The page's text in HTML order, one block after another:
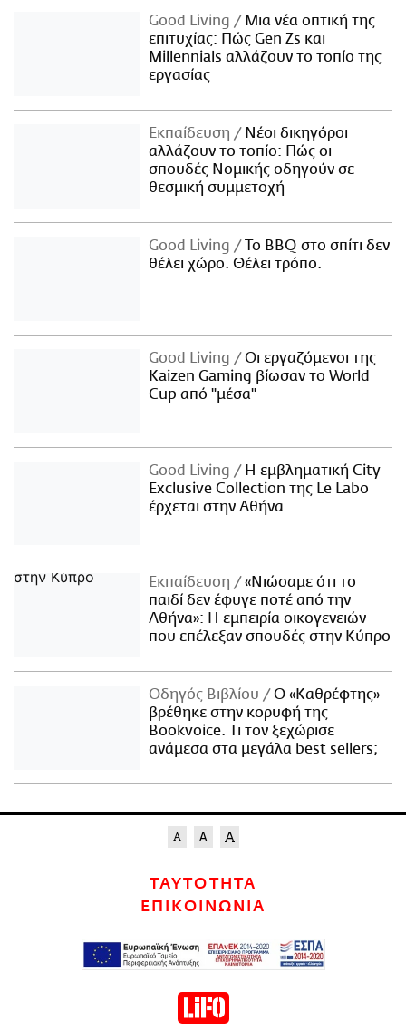
Good Living
Μια νέα οπτική της
επιτυχίας: Πώς Gen Zs και
Millennials αλλάζουν το τοπίο της
εργασίας
Εκπαίδευση
Νέοι δικηγόροι
αλλάζουν το τοπίο: Πώς οι
σπουδές Νομικής οδηγούν σε
θεσμική συμμετοχή
Good Living
Το BBQ στο σπίτι δεν
θέλει χώρο. Θέλει τρόπο.
Good Living
Οι εργαζόμενοι της
Kaizen Gaming βίωσαν το World
Cup από "μέσα"
Good Living
Η εμβληματική City
Exclusive Collection της Le Labo
έρχεται στην Αθήνα
Εκπαίδευση
«Νιώσαμε ότι το
παιδί δεν έφυγε ποτέ από την
Αθήνα»: Η εμπειρία οικογενειών
που επέλεξαν σπουδές στην Κύπρο
Οδηγός Βιβλίου
Ο «Καθρέφτης»
βρέθηκε στην κορυφή της
Bookvoice. Τι τον ξεχώρισε
ανάμεσα στα μεγάλα best sellers;
ΤΑΥΤΟΤΗΤΑ
ΕΠΙΚΟΙΝΩΝΙΑ